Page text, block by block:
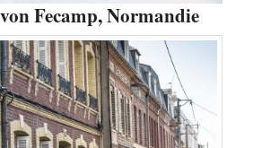
Fecamp, Normandie